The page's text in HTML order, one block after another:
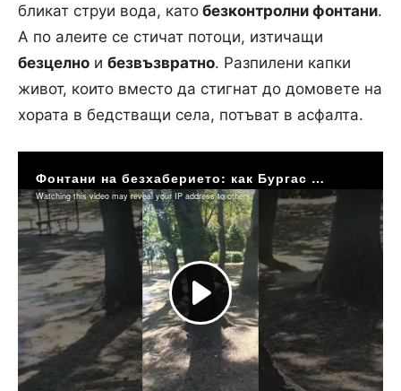
бликат струи вода, като безконтролни фонтани.
А по алеите се стичат потоци, изтичащи
безцелно и безвъзвратно. Разпилени капки
живот, които вместо да стигнат до домовете на
хората в бедстващи села, потъват в асфалта.